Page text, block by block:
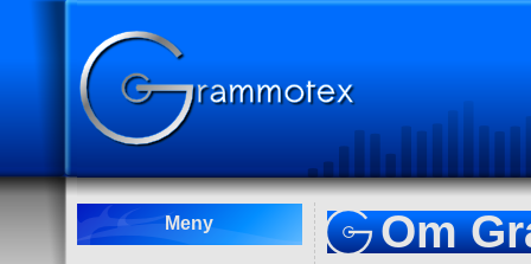
Meny Om